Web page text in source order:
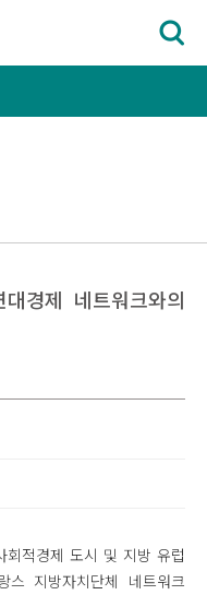
경제 네트워크와의
회적경제 도시 및 지방 유럽
스 지방자치단체 네트워크